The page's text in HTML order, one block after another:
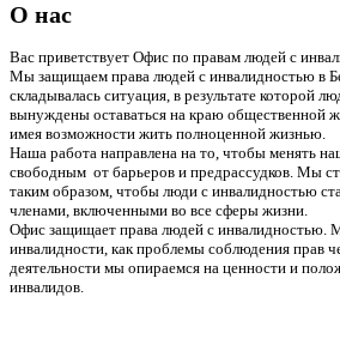
О нас
Вас приветствует Офис по правам людей с
Мы защищаем права людей с инвалидностью в
складывалась ситуация, в результате которой
вынуждены оставаться на краю общественной
имея возможности жить полноценной жизнью.
Наша работа направлена на то, чтобы менять
свободным от барьеров и предрассудков. Мы
таким образом, чтобы люди с инвалидностью
членами, включенными во все сферы жизни.
Офис защищает права людей с инвалидностью.
инвалидности, как проблемы соблюдения прав
деятельности мы опираемся на ценности и
инвалидов.